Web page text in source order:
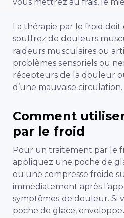
La thérapie par le froid doit
souffrez de douleurs
raideurs musculaires ou
problèmes sensoriels ou
récepteurs de la douleur
d’une mauvaise circulation.
Comment
par le froid
Pour un traitement par le
appliquez une poche de
ou une compresse froide
immédiatement après
symptômes de douleur. Si
poche de glace,